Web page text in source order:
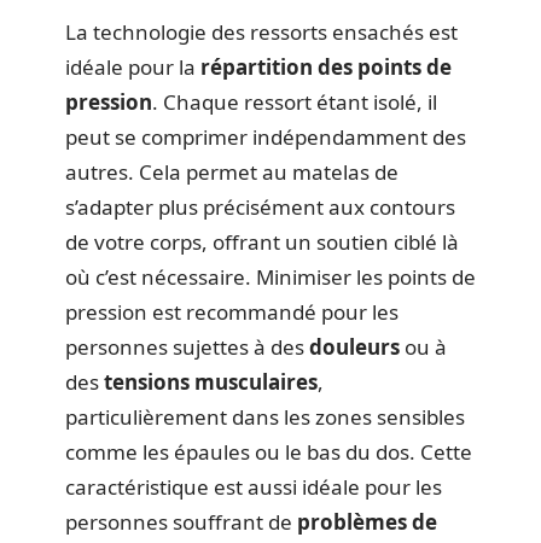
La technologie des ressorts ensachés est
idéale pour la répartition des points de
pression. Chaque ressort étant isolé, il
peut se comprimer indépendamment des
autres. Cela permet au matelas de
s’adapter plus précisément aux contours
de votre corps, offrant un soutien ciblé là
où c’est nécessaire. Minimiser les points de
pression est recommandé pour les
personnes sujettes à desdouleurs ou à
destensions musculaires,
particulièrement dans les zones sensibles
comme les épaules ou le bas du dos. Cette
caractéristique est aussi idéale pour les
personnes souffrant de problèmes de